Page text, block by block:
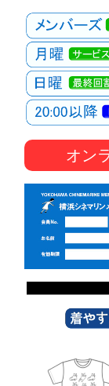
オン